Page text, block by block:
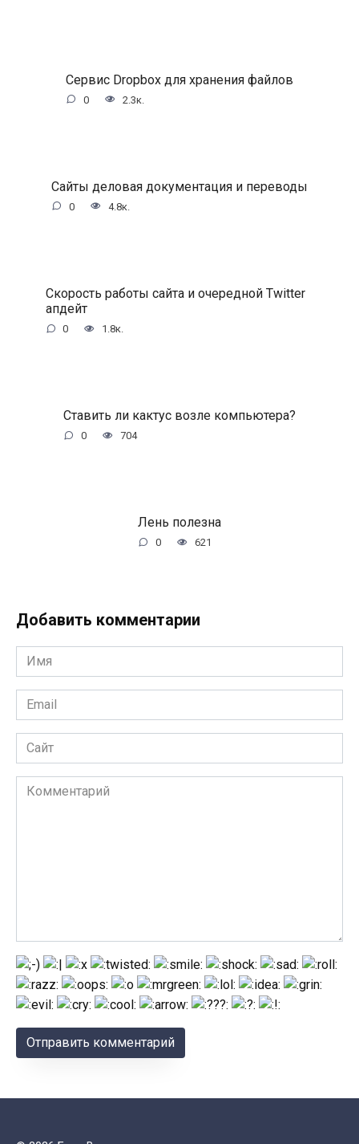
Сервис Dropbox для хранения файлов
0 2.3к.
Сайты деловая документация и переводы
0 4.8к.
Скорость работы сайта и очередной Twitter
апдейт
0 1.8к.
Ставить ли кактус возле компьютера?
0 704
Лень полезна
0 621
Добавить комментарии
Имя
*
Email
*
Сайт
Комментарий